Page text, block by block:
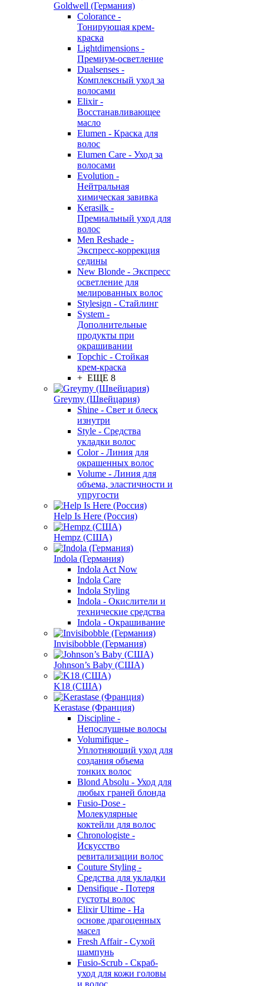
Goldwell (Германия)
Colorance -
Тонирующая крем-
краска
Lightdimensions -
Премиум-осветление
Dualsenses -
Комплексный уход за
волосами
Elixir -
Восстанавливающее
масло
Elumen - Краска для
волос
Elumen Care - Уход за
волосами
Evolution -
Нейтральная
химическая завивка
Kerasilk -
Премиальный уход для
волос
Men Reshade -
Экспресс-коррекция
седины
New Blonde - Экспресс
осветление для
мелированных волос
Stylesign - Стайлинг
System -
Дополнительные
продукты при
окрашивании
Topchic - Стойкая
крем-краска
+ ЕЩЕ 8
Greymy (Швейцария)
Shine - Свет и блеск
изнутри
Style - Средства
укладки волос
Color - Линия для
окрашенных волос
Volume - Линия для
объема, эластичности и
упругости
Help Is Here (Россия)
Hempz (США)
Indola (Германия)
Indola Act Now
Indola Care
Indola Styling
Indola - Окислители и
технические средства
Indola - Окрашивание
Invisibobble (Германия)
Johnson’s Baby (США)
K18 (США)
Kerastase (Франция)
Discipline -
Непослушные волосы
Volumifique -
Уплотняющий уход для
создания объема
тонких волос
Blond Absolu - Уход для
любых граней блонда
Fusio-Dose -
Молекулярные
коктейли для волос
Chronologiste -
Искусство
ревитализации волос
Couture Styling -
Средства для укладки
Densifique - Потеря
густоты волос
Elixir Ultime - На
основе драгоценных
масел
Fresh Affair - Сухой
шампунь
Fusio-Scrub - Скраб-
уход для кожи головы
и волос